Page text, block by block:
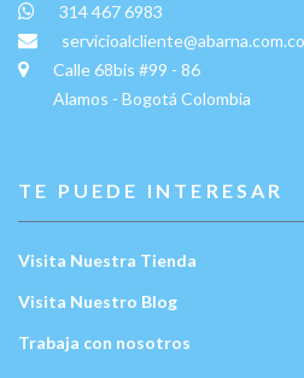
314 467 6983
servicioalcliente@abarna.com.co
Calle 68bis #99 - 86
Alamos - Bogotá Colombia
TE PUEDE INTERESAR
Visita Nuestra Tienda
Visita Nuestro Blog
Trabaja con nosotros